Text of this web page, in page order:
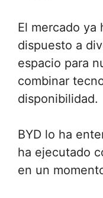
El mercado ya
dispuesto a
espacio para
combinar
disponibilidad.
BYD lo ha
ha ejecutado
en un